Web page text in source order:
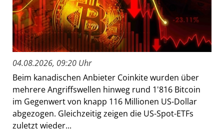
04.08.2026, 09:20 Uhr
Beim kanadischen Anbieter Coinkite wurden über
mehrere Angriffswellen hinweg rund 1'816 Bitcoin
im Gegenwert von knapp 116 Millionen US-Dollar
abgezogen. Gleichzeitig zeigen die US-Spot-ETFs
zuletzt wieder...